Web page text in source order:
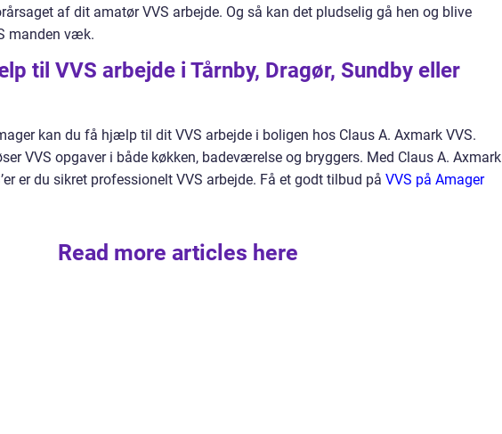
af dit amatør VVS arbejde. Og så kan det pludselig gå hen og blive
manden væk.
til VVS arbejde i Tårnby, Dragør, Sundby eller
kan du få hjælp til dit VVS arbejde i boligen hos Claus A. Axmark VVS.
VVS opgaver i både køkken, badeværelse og bryggers. Med Claus A. Axmark
er du sikret professionelt VVS arbejde. Få et godt tilbud på VVS på Amager
Read more articles here